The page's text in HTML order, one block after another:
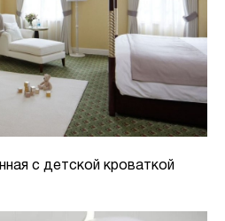
с детской кроваткой